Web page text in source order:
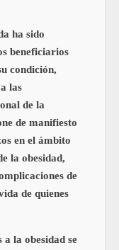
ha sido
beneficiarios
condición,
las
de la
de manifiesto
en el ámbito
la obesidad,
de
de quienes
la obesidad se